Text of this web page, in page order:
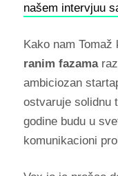
našem intervjuu
Kako nam
ranim fazama
ambiciozan
ostvaruje solidnu
godine budu u
komunikacioni